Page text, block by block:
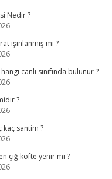
Nedir ?
ışınlanmış mı ?
canlı sınıfında bulunur ?
?
kaç santim ?
çiğ köfte yenir mi ?